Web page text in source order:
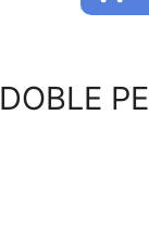
DOBLE